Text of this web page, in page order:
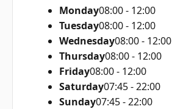
Monday08:00 - 12:00
Tuesday08:00 - 12:00
Wednesday08:00 - 12:00
Thursday08:00 - 12:00
Friday08:00 - 12:00
Saturday07:45 - 22:00
Sunday07:45 - 22:00